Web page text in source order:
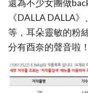
還為不少女團做
《DALLA DALLA
等，耳朵靈敏的粉
分有酉奈的聲音啦！